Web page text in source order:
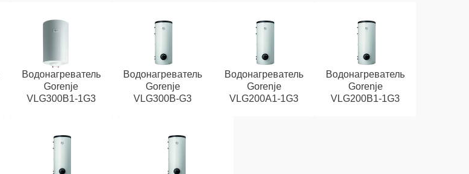
Водонагреватель
Gorenje
VLG300B1-1G3
Водонагреватель
Gorenje
VLG300B-G3
Водонагреватель
Gorenje
VLG200А1-1G3
Водонагреватель
Gorenje
VLG200B1-1G3